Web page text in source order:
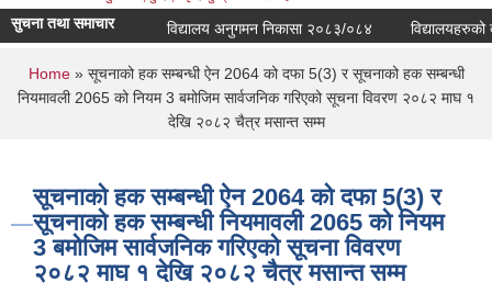
सुचना तथा समाचार विद्यालय अनुगमन निकासा २०८३/०८४ विद्यालयहरुको
You are here
Home» सूचनाको हक सम्बन्धी ऐन 2064 को दफा 5(3) र सूचनाको हक सम्बन्धी
नियमावली 2065 को नियम 3 बमोजिम सार्वजनिक गरिएको सूचना विवरण २०८२ माघ १
देखि २०८२ चैत्र मसान्त सम्म
सूचनाको हक सम्बन्धी ऐन 2064 को दफा 5(3) र
सूचनाको हक सम्बन्धी नियमावली 2065 को नियम
3 बमोजिम सार्वजनिक गरिएको सूचना विवरण
२०८२ माघ १ देखि २०८२ चैत्र मसान्त सम्म